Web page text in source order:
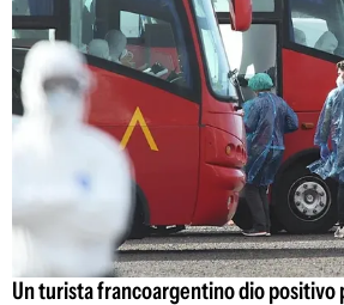
Un turista francoargentino dio positivo